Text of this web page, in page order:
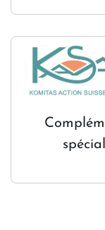
spécial